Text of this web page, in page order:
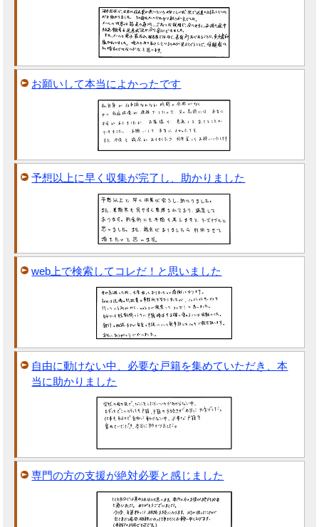
お願いして本当によかったです
予想以上に早く収集が完了し、助かりました
web上で検索してコレだ！と思いました
自由に動けない中、必要な戸籍を集めていただき、本
当に助かりました
専門の方の支援が絶対必要と感じました